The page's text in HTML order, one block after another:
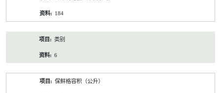
184
类别
6
保鲜格容积（公升）